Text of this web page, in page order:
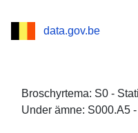
data.gov.be
Broschyrtema: S0 -
Under ämne: S000.A5